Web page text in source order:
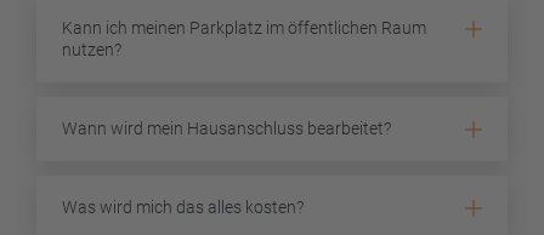
Kann ich meinen Parkplatz im öffentlichen Raum
nutzen?
Wann wird mein Hausanschluss bearbeitet?
Was wird mich das alles kosten?